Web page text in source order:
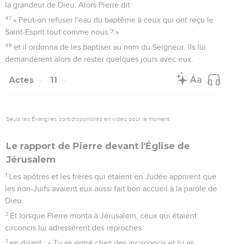
la grandeur de Dieu. Alors Pierre dit :
47 « Peut-on refuser l'eau du baptême à ceux qui ont reçu le
Saint-Esprit tout comme nous ? »
48 et il ordonna de les baptiser au nom du Seigneur. Ils lui
demandèrent alors de rester quelques jours avec eux.
Actes 11
Seuls les Évangiles sont disponibles en vidéo pour le moment.
Le rapport de Pierre devant l'Église de
Jérusalem
1 Les apôtres et les frères qui étaient en Judée apprirent que
les non-Juifs avaient eux aussi fait bon accueil à la parole de
Dieu.
2 Et lorsque Pierre monta à Jérusalem, ceux qui étaient
circoncis lui adressèrent des reproches
3